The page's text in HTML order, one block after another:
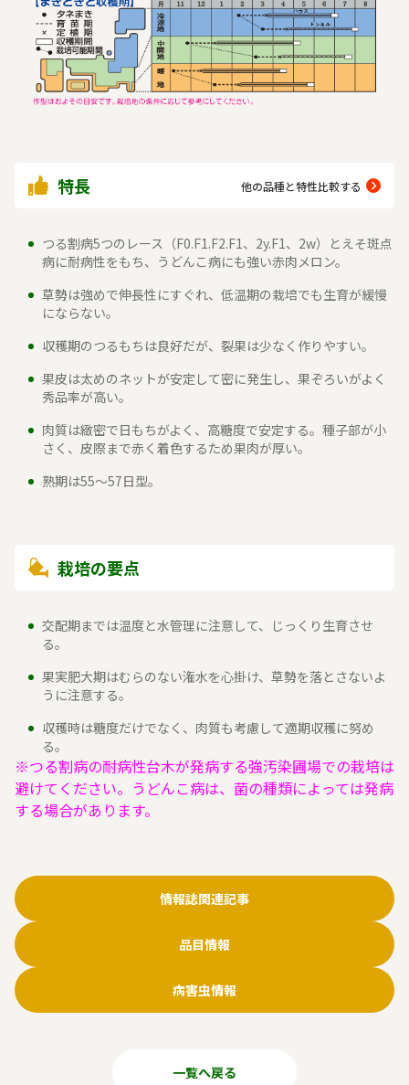
特長 他の品種と特性比較する
つる割病5つのレース（F0.F1.F2.F1、2y.F1、2w）とえそ斑点
病に耐病性をもち、うどんこ病にも強い赤肉メロン。
草勢は強めで伸長性にすぐれ、低温期の栽培でも生育が緩慢
にならない。
収穫期のつるもちは良好だが、裂果は少なく作りやすい。
果皮は太めのネットが安定して密に発生し、果ぞろいがよく
秀品率が高い。
肉質は緻密で日もちがよく、高糖度で安定する。種子部が小
さく、皮際まで赤く着色するため果肉が厚い。
熟期は55～57日型。
栽培の要点
交配期までは温度と水管理に注意して、じっくり生育させ
る。
果実肥大期はむらのない潅水を心掛け、草勢を落とさないよ
うに注意する。
収穫時は糖度だけでなく、肉質も考慮して適期収穫に努め
る。
※つる割病の耐病性台木が発病する強汚染圃場での栽培は
避けてください。うどんこ病は、菌の種類によっては発病
する場合があります。
情報誌関連記事
品目情報
病害虫情報
一覧へ戻る